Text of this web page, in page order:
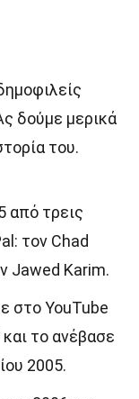
δούμε μερικά
του.
από τρεις
τον Chad
Jawed Karim.
στο YouTube
το ανέβασε
2005.